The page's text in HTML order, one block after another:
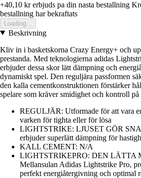
+40,10 krerbjuds pa din nasta bestallning
bestallning har bekraftats
Loading...
Beskrivning
Kliv in i basketskorna Crazy Energy+ och
prestanda. Med teknologierna adidas
erbjuder dessa skor lätt dämpning och
dynamiskt spel. Den reguljära passformen
den kalla cementkonstruktionen förstärker
spelare som kräver smidighet och kontroll på
REGULJÄR: Utformade för att vara
varken för tighta eller för lösa
LIGHTSTRIKE: LJUSET GÖR
erbjuder superlätt dämpning för
KALL CEMENT: N/A
LIGHTSTRIKEPRO: DEN LÄTTA
Mellansulan Adidas Lightstrike Pro,
perfekt energiåtergivning och optimal